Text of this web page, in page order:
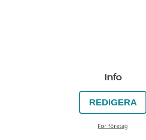
Info
REDIGERA
För företag